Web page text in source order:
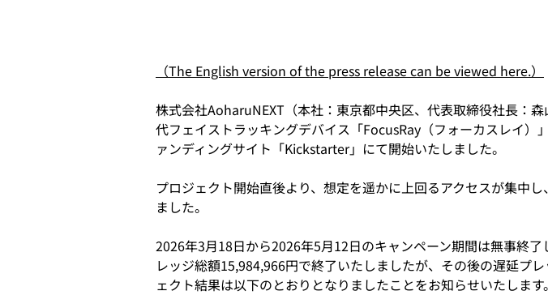
（The English version of the press release can be viewed here.）
株式会社AoharuNEXT（本社：東京都中央区、代表取締役社長：
代フェイストラッキングデバイス「FocusRay（フォーカスレイ
ァンディングサイト「Kickstarter」にて開始いたしました。
プロジェクト開始直後より、想定を遥かに上回るアクセスが集中
ました。
2026年3月18日から2026年5月12日のキャンペーン期間は無事終
レッジ総額15,984,966円で終了いたしましたが、その後の遅延プ
ェクト結果は以下のとおりとなりましたことをお知らせいたします。